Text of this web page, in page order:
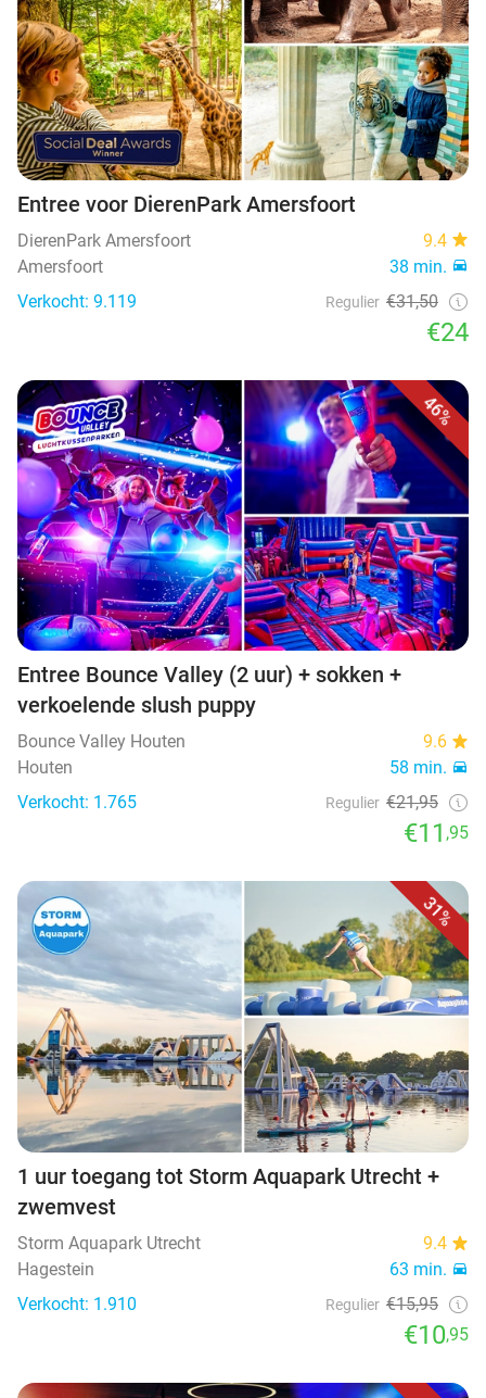
Entree voor DierenPark Amersfoort
DierenPark Amersfoort
9.4
Amersfoort
38 min.
Verkocht: 9.119
Regulier €31,50
€24
46%
Entree Bounce Valley (2 uur) + sokken +
verkoelende slush puppy
Bounce Valley Houten
9.6
Houten
58 min.
Verkocht: 1.765
Regulier €21,95
€11 ,95
31%
1 uur toegang tot Storm Aquapark Utrecht +
zwemvest
Storm Aquapark Utrecht
9.4
Hagestein
63 min.
Verkocht: 1.910
Regulier €15,95
€10,95